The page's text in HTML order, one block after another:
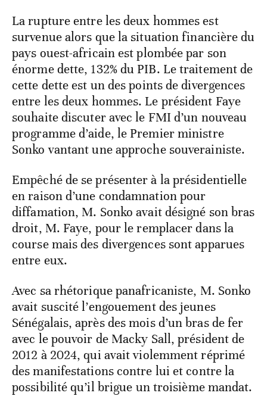
La rupture entre les deux hommes est
survenue alors que la situation financière du
pays ouest-africain est plombée par son
énorme dette, 132% du PIB. Le traitement de
cette dette est un des points de divergences
entre les deux hommes. Le président Faye
souhaite discuter avec le FMI d’un nouveau
programme d’aide, le Premier ministre
Sonko vantant une approche souverainiste.
Empêché de se présenter à la présidentielle
en raison d’une condamnation pour
diffamation, M. Sonko avait désigné son bras
droit, M. Faye, pour le remplacer dans la
course mais des divergences sont apparues
entre eux.
Avec sa rhétorique panafricaniste, M. Sonko
avait suscité l’engouement des jeunes
Sénégalais, après des mois d’un bras de fer
avec le pouvoir de Macky Sall, président de
2012 à 2024, qui avait violemment réprimé
des manifestations contre lui et contre la
possibilité qu’il brigue un troisième mandat.